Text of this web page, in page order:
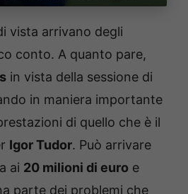
vista arrivano degli
conto. A quanto pare,
in vista della sessione di
in maniera importante
di quello che è il
Igor Tudor. Può arrivare
ai 20 milioni di euro e
parte dei problemi che